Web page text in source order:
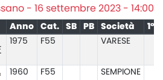
- 16 settembre 2023 - 14:00
Anno Cat. SB PB Società 1°
1975 F55 VARESE
1960 F55 SEMPIONE